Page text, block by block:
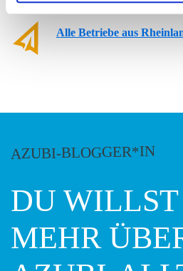
Alle Betriebe aus
AZUBI-BLOGGER*IN
DU
MEHR